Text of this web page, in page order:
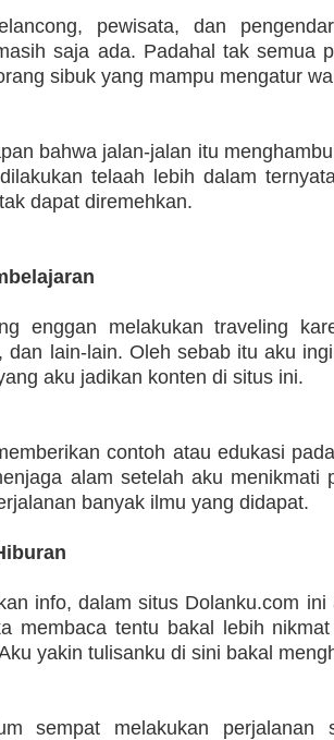
pewisata, dan
saja ada. Padahal tak semua
sibuk yang mampu mengatur
bahwa jalan-jalan itu
telaah lebih dalam
dapat diremehkan.
enggan melakukan traveling
dan lain-lain. Oleh sebab itu aku
aku jadikan konten di situs ini.
contoh atau edukasi
alam setelah aku menikmati
banyak ilmu yang didapat.
info, dalam situs Dolanku.com
membaca tentu bakal lebih
yakin tulisanku di sini bakal
sempat melakukan perjalanan